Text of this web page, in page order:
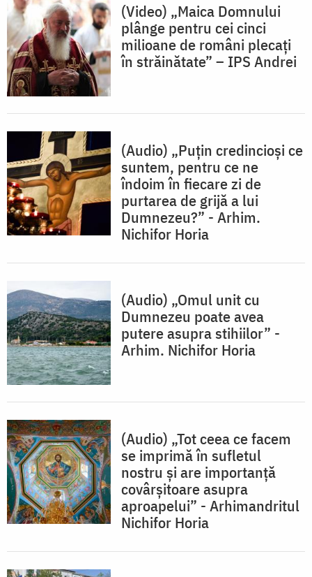
(Video) „Maica Domnului
plânge pentru cei cinci
milioane de români plecați
în străinătate” – IPS Andrei
(Audio) „Puțin credincioși ce
suntem, pentru ce ne
îndoim în fiecare zi de
purtarea de grijă a lui
Dumnezeu?” - Arhim.
Nichifor Horia
(Audio) „Omul unit cu
Dumnezeu poate avea
putere asupra stihiilor” -
Arhim. Nichifor Horia
(Audio) „Tot ceea ce facem
se imprimă în sufletul
nostru şi are importanţă
covârşitoare asupra
aproapelui” - Arhimandritul
Nichifor Horia